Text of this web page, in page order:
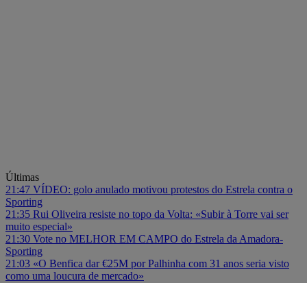
Últimas
21:47 VÍDEO: golo anulado motivou protestos do Estrela contra o
Sporting
21:35 Rui Oliveira resiste no topo da Volta: «Subir à Torre vai ser
muito especial»
21:30 Vote no MELHOR EM CAMPO do Estrela da Amadora-
Sporting
21:03 «O Benfica dar €25M por Palhinha com 31 anos seria visto
como uma loucura de mercado»